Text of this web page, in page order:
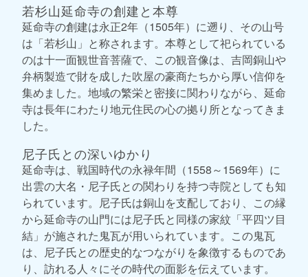
若杉山延命寺の創建と本尊
延命寺の創建は永正2年（1505年）に遡り、その山号
は「若杉山」と称されます。本尊として祀られている
のは十一面観世音菩薩で、この観音像は、吉岡銅山や
弁柄製造で財を成した吹屋の豪商たちから厚い信仰を
集めました。地域の繁栄と密接に関わりながら、延命
寺は長年にわたり地元住民の心の拠り所となってきま
した。
尼子氏との深いゆかり
延命寺は、戦国時代の永禄年間（1558～1569年）に
出雲の大名・尼子氏との関わりを持つ寺院としても知
られています。尼子氏は銅山を支配しており、この縁
から延命寺の山門には尼子氏と同様の家紋「平四ツ目
結」が施された鬼瓦が用いられています。この鬼瓦
は、尼子氏との歴史的なつながりを象徴するものであ
り、訪れる人々にその時代の面影を伝えています。